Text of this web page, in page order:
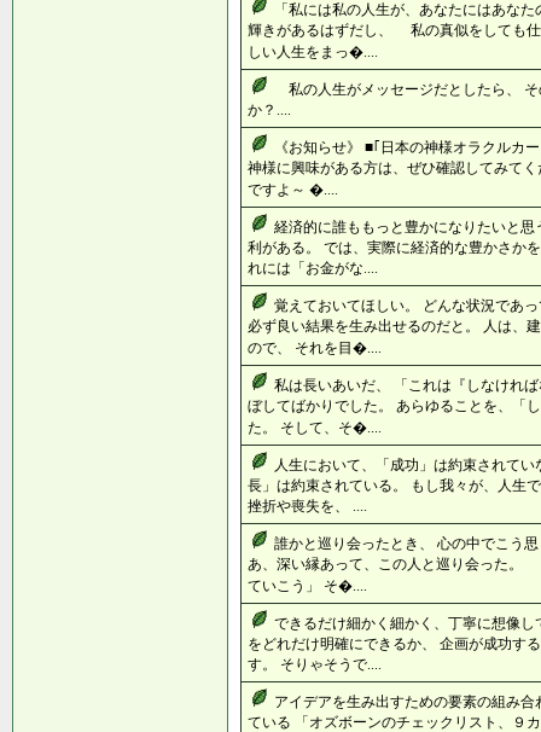
「私には私の人生が、あなたにはあな
輝きがあるはずだし、 私の真似をしても
しい人生をまっ�....
私の人生がメッセージだとしたら、
か？....
《お知らせ》 ■｢日本の神様オラクル
神様に興味がある方は、ぜひ確認してみて
ですよ～ �....
経済的に誰ももっと豊かになりたいと
利がある。 では、実際に経済的な豊かさか
れには「お金がな....
覚えておいてほしい。 どんな状況であ
必ず良い結果を生み出せるのだと。 人は、
ので、 それを目�....
私は長いあいだ、 「これは『しなけれ
ぼしてばかりでした。 あらゆることを、「
た。 そして、そ�....
人生において、「成功」は約束されて
長」は約束されている。 もし我々が、人生
挫折や喪失を、 ....
誰かと巡り会ったとき、 心の中でこう
あ、深い縁あって、この人と巡り会った。
ていこう」 そ�....
できるだけ細かく細かく、丁寧に想像
をどれだけ明確にできるか、 企画が成功す
す。 そりゃそうで....
アイデアを生み出すための要素の組み
ている 「オズボーンのチェックリスト、